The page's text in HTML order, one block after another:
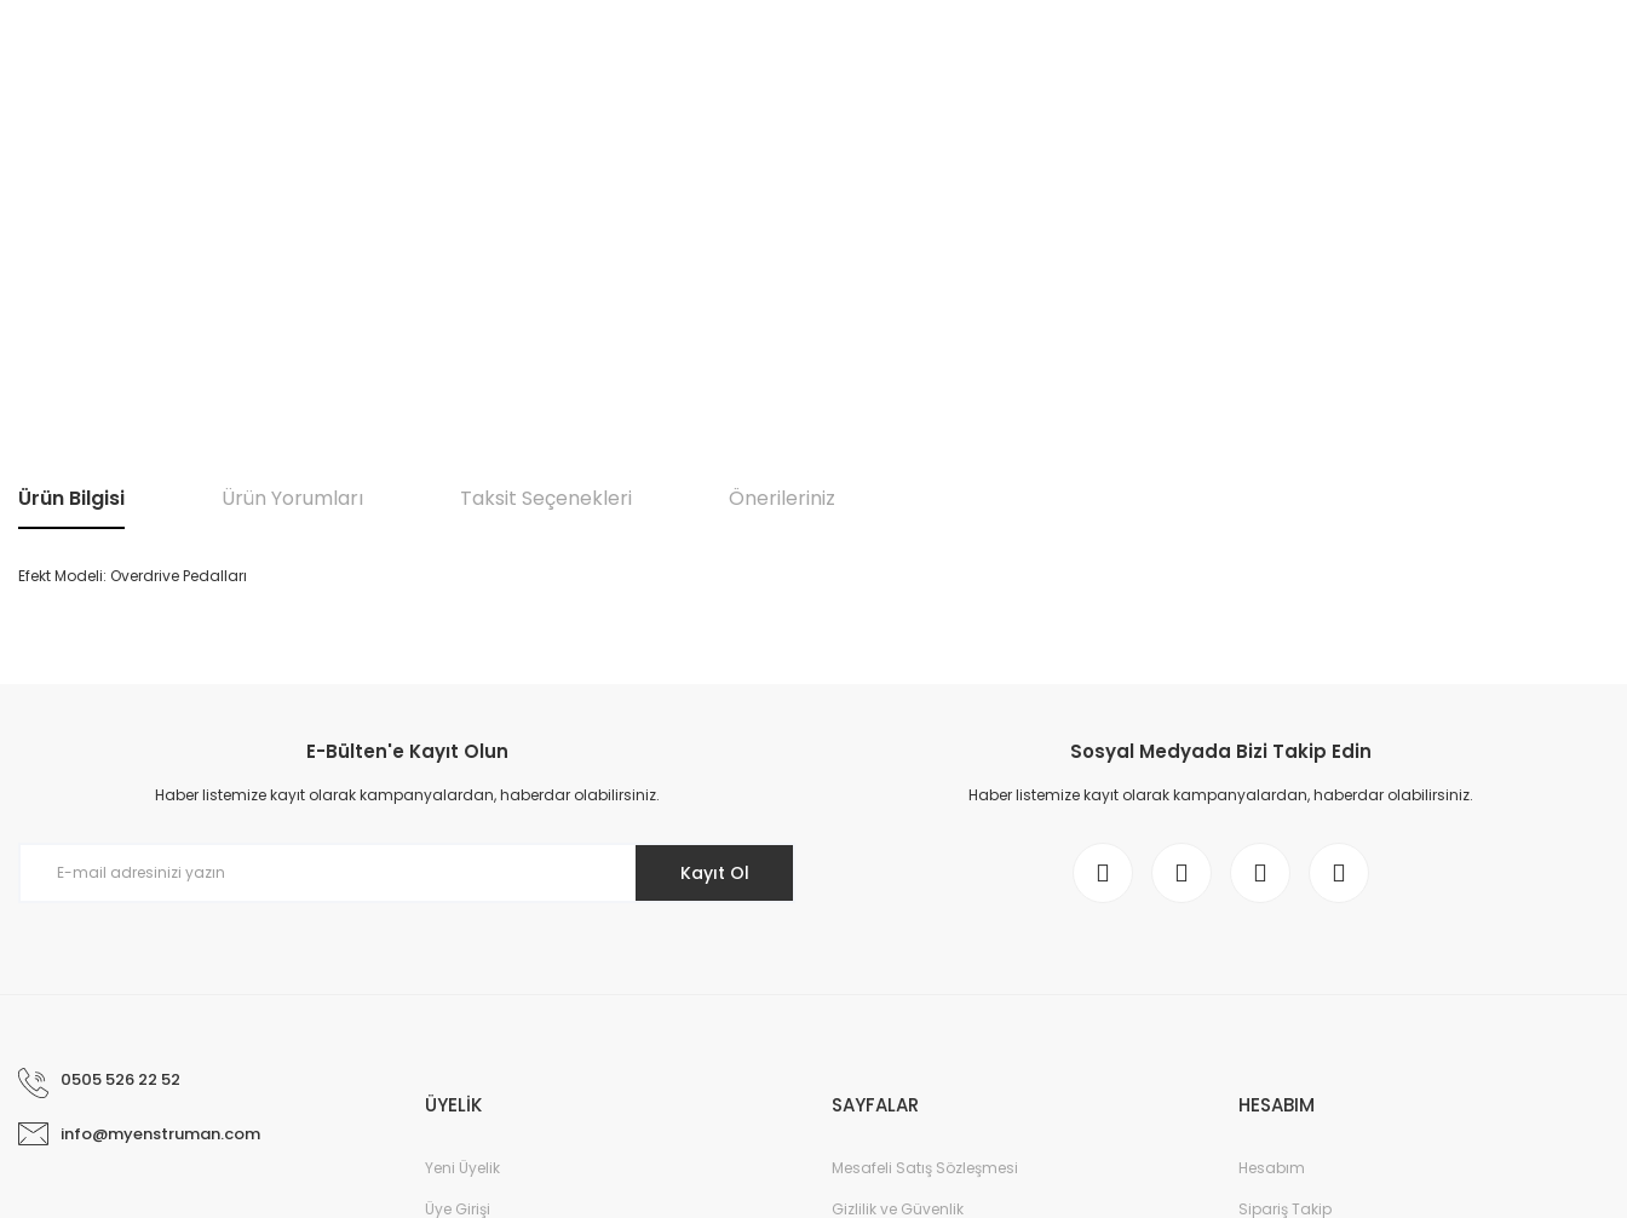
Ürün Bilgisi Ürün Yorumları Taksit Seçenekleri Önerileriniz
Efekt Modeli: Overdrive Pedalları
Ürün resmi kalitesiz, bozuk veya görüntülenemiyor.
Ürün açıklamasında eksik bilgiler bulunuyor.
E-Bülten'e Kayıt Olun
Haber listemize kayıt olarak kampanyalardan, haberdar olabilirsiniz.
Kayıt Ol
Sosyal Medyada Bizi Takip Edin
Haber listemize kayıt olarak kampanyalardan, haberdar olabilirsiniz.
0505 526 22 52
info@myenstruman.com
ÜYELİK
Yeni Üyelik
Üye Girişi
SAYFALAR
Mesafeli Satış Sözleşmesi
Gizlilik ve Güvenlik
HESABIM
Hesabım
Sipariş Takip